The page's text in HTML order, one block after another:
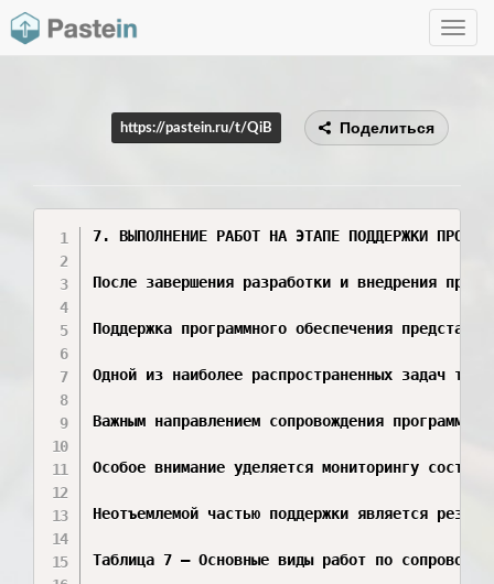
Toggle
https://pastein.ru/t/QiB Поделиться
7. ВЫПОЛНЕНИЕ РАБОТ НА ЭТАПЕ ПОДДЕРЖКИ
После завершения разработки и внедрения
Поддержка программного обеспечения
Одной из наиболее распространенных задач
Важным направлением сопровождения
Особое внимание уделяется мониторингу
Неотъемлемой частью поддержки является
Таблица 7 – Основные виды работ по